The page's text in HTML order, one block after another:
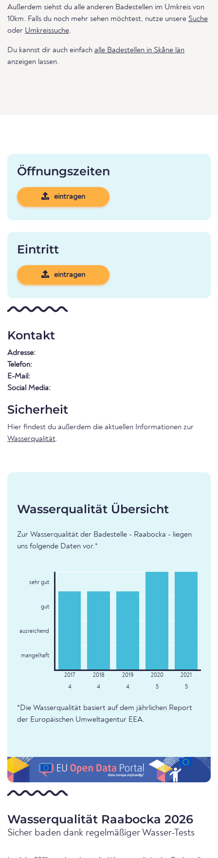
Außerdem siehst du alle anderen Badestellen im Umkreis von
10km. Falls du noch mehr sehen möchtest, nutze unsere Suche
oder Umkreissuche.
Du kannst dir auch einfach alle Badestellen in Skåne län
anzeigen lassen.
Öffnungszeiten
eintragen
Eintritt
eintragen
Kontakt
Adresse:
Telefon:
E-Mail:
Social Media:
Sicherheit
Hier findest du außerdem die aktuellen Informationen zur
Wasserqualität.
Wasserqualität Übersicht
Zur Wasserqualität der Badestelle - Raabocka - liegen
uns folgende Daten vor.*
sehr gut
gut
ausreichend
mangelhaft
4 4 4 5 5
*Die Wasserqualität basiert auf dem jährlichen Report
der Europäischen Umweltagentur EEA.
Wasserqualität Raabocka 2026
Sicher baden dank regelmäßiger Wasser-Tests